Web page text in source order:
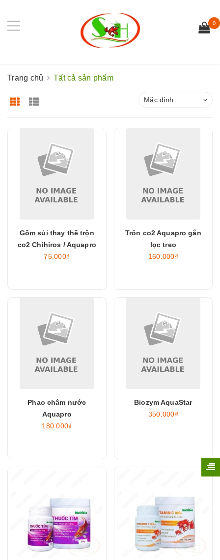
0
Trang chủ Tất cả sản phẩm
Mặc định
Gốm sủi thay thế trộn
co2 Chihiros / Aquapro
75.000₫
Trôn co2 Aquapro gắn
lọc treo
160.000₫
Phao châm nước
Aquapro
180.000₫
Biozym AquaStar
350.000₫